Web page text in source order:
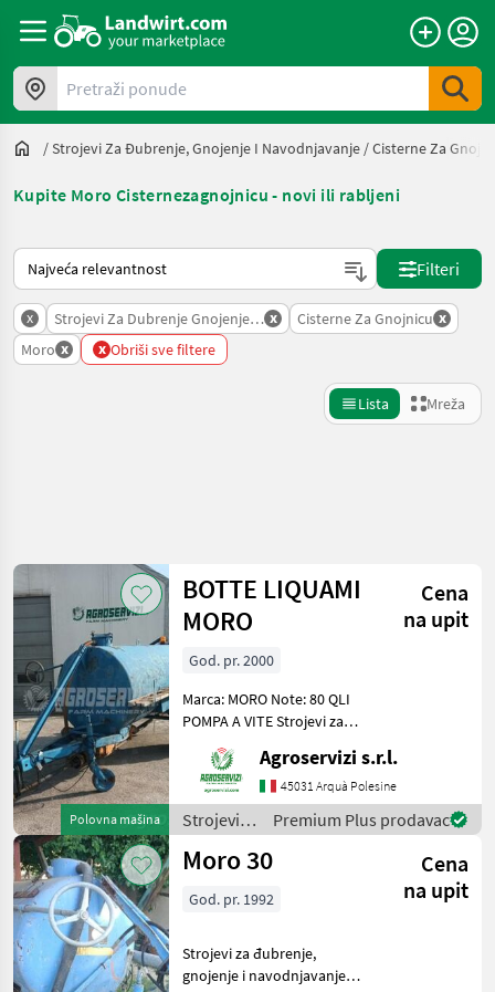
Pretraži ponude
/Strojevi Za Đubrenje, Gnojenje I Navodnjavanje /Cisterne Za
Kupite Moro Cisternezagnojnicu - novi ili rabljeni
Način na koji sortira Landwirt.com
Filteri
x Strojevi Za Dubrenje Gnojenje I Navodnjavanje
x Cisterne Za Gnojnicu x
Moro x x Obriši sve filtere
Lista Mreža
Kategorija 4 Država Filteri
TRENUTNA
PUTANJA
Poljoprivredna
tehnika
Strojevi Za
Dubrenje
Gnojenje I
Navodnjavanje
Cisterne
Za
Gnojnicu
Moro
IZABERITE
KATEGORIJU
Resetuj
Prikaži 2
rezultata
Polovna mašina
BOTTE LIQUAMI
MORO
Cena
na upit
God. pr. 2000
Marca: MORO Note: 80 QLI
POMPA A VITE Strojevi za
navodnjavanje Cisterne za
gnojnicu
Agroservizi s.r.l.
45031 Arquà Polesine
Strojevi
za
đubrenje,
navodnjavanje
Premium Plus prodavac
Moro 30
Cena
na upit
God. pr. 1992
Strojevi za đubrenje,
gnojenje i navodnjavanje